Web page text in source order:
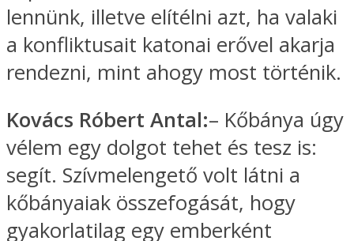
lennünk, illetve elítélni azt, ha valaki
a konfliktusait katonai erővel akarja
rendezni, mint ahogy most történik.
Kovács Róbert Antal:– Kőbánya úgy
vélem egy dolgot tehet és tesz is:
segít. Szívmelengető volt látni a
kőbányaiak összefogását, hogy
gyakorlatilag egy emberként